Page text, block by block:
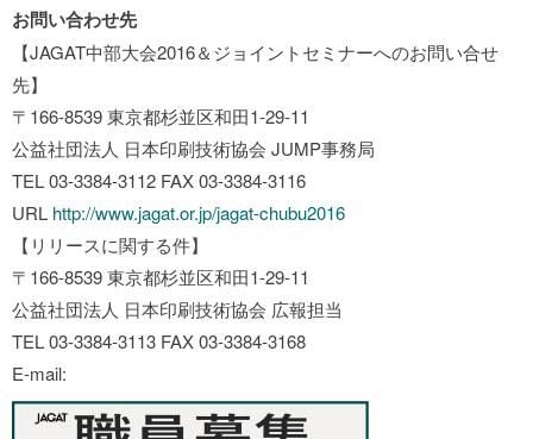
お問い合わせ先
【JAGAT中部大会2016＆ジョイントセミナーへのお問い合せ
先】
〒166-8539 東京都杉並区和田1-29-11
公益社団法人 日本印刷技術協会 JUMP事務局
TEL 03-3384-3112 FAX 03-3384-3116
URL http://www.jagat.or.jp/jagat-chubu2016
【リリースに関する件】
〒166-8539 東京都杉並区和田1-29-11
公益社団法人 日本印刷技術協会 広報担当
TEL 03-3384-3113 FAX 03-3384-3168
E-mail: